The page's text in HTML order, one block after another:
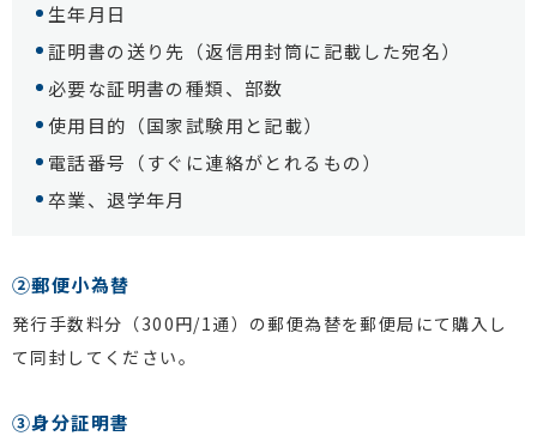
生年月日
証明書の送り先（返信用封筒に記載した宛名）
必要な証明書の種類、部数
使用目的（国家試験用と記載）
電話番号（すぐに連絡がとれるもの）
卒業、退学年月
②郵便小為替
発行手数料分（300円/1通）の郵便為替を郵便局にて購入し
て同封してください。
③身分証明書